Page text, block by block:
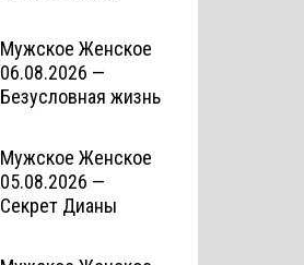
Мужское Женское
06.08.2026 —
Безусловная жизнь
Мужское Женское
05.08.2026 —
Секрет Дианы